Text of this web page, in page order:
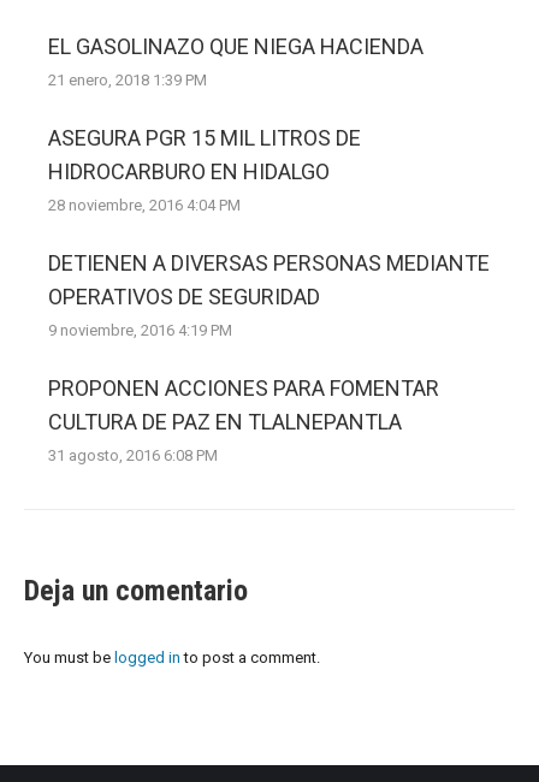
EL GASOLINAZO QUE NIEGA HACIENDA
21 enero, 2018 1:39 PM
ASEGURA PGR 15 MIL LITROS DE
HIDROCARBURO EN HIDALGO
28 noviembre, 2016 4:04 PM
DETIENEN A DIVERSAS PERSONAS MEDIANTE
OPERATIVOS DE SEGURIDAD
9 noviembre, 2016 4:19 PM
PROPONEN ACCIONES PARA FOMENTAR
CULTURA DE PAZ EN TLALNEPANTLA
31 agosto, 2016 6:08 PM
Deja un comentario
You must be logged in to post a comment.